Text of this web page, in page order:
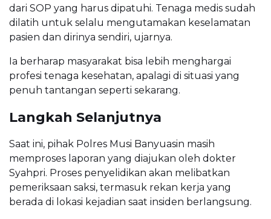
dari SOP yang harus dipatuhi. Tenaga medis sudah
dilatih untuk selalu mengutamakan keselamatan
pasien dan dirinya sendiri, ujarnya.
Ia berharap masyarakat bisa lebih menghargai
profesi tenaga kesehatan, apalagi di situasi yang
penuh tantangan seperti sekarang.
Langkah Selanjutnya
Saat ini, pihak Polres Musi Banyuasin masih
memproses laporan yang diajukan oleh dokter
Syahpri. Proses penyelidikan akan melibatkan
pemeriksaan saksi, termasuk rekan kerja yang
berada di lokasi kejadian saat insiden berlangsung.